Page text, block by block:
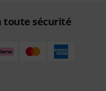
toute sécurité